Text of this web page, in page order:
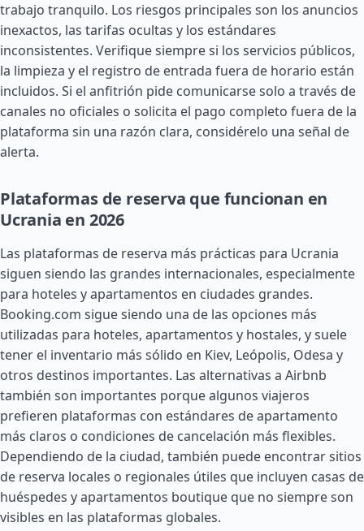
trabajo tranquilo. Los riesgos principales son los anuncios
inexactos, las tarifas ocultas y los estándares
inconsistentes. Verifique siempre si los servicios públicos,
la limpieza y el registro de entrada fuera de horario están
incluidos. Si el anfitrión pide comunicarse solo a través de
canales no oficiales o solicita el pago completo fuera de la
plataforma sin una razón clara, considérelo una señal de
alerta.
Plataformas de reserva que funcionan en
Ucrania en 2026
Las plataformas de reserva más prácticas para Ucrania
siguen siendo las grandes internacionales, especialmente
para hoteles y apartamentos en ciudades grandes.
Booking.com sigue siendo una de las opciones más
utilizadas para hoteles, apartamentos y hostales, y suele
tener el inventario más sólido en Kiev, Leópolis, Odesa y
otros destinos importantes. Las alternativas a Airbnb
también son importantes porque algunos viajeros
prefieren plataformas con estándares de apartamento
más claros o condiciones de cancelación más flexibles.
Dependiendo de la ciudad, también puede encontrar sitios
de reserva locales o regionales útiles que incluyen casas de
huéspedes y apartamentos boutique que no siempre son
visibles en las plataformas globales.